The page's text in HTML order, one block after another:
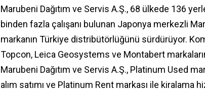
Marubeni Dağıtım ve Servis A.Ş., 68 ülkede 136
binden fazla çalışanı bulunan Japonya merkezli
markanın Türkiye distribütörlüğünü sürdürüyor.
Topcon, Leica Geosystems ve Montabert
Marubeni Dağıtım ve Servis A.Ş., Platinum Used
alım satımı ve Platinum Rent markası ile kiralama